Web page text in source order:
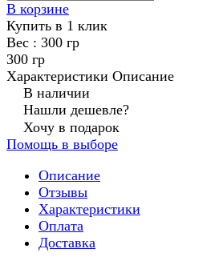
В корзине
Купить в 1 клик
Вес : 300 гр
300 гр
Характеристики Описание
В наличии
Нашли дешевле?
Хочу в подарок
Помощь в выборе
Описание
Отзывы
Характеристики
Оплата
Доставка